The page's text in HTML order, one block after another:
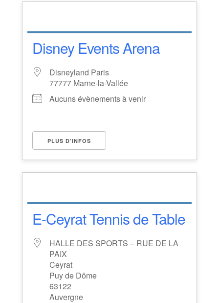
Disney Events Arena
Disneyland Paris
77777 Marne-la-Vallée
Aucuns évènements à venir
PLUS D’INFOS
E-Ceyrat Tennis de Table
HALLE DES SPORTS – RUE DE LA
PAIX
Ceyrat
Puy de Dôme
63122
Auvergne